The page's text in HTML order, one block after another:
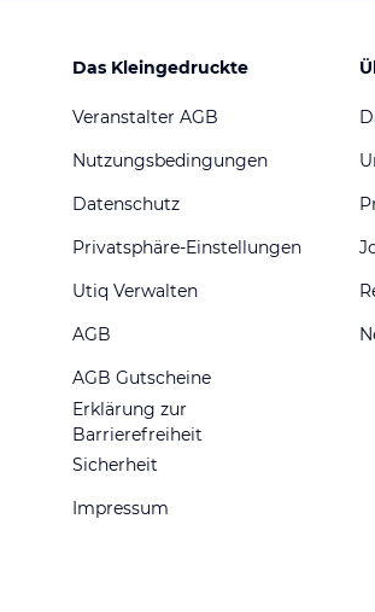
Das Kleingedruckte
Veranstalter AGB
Nutzungsbedingungen
Datenschutz
Privatsphäre-Einstellungen
Utiq Verwalten
AGB
AGB Gutscheine
Erklärung zur
Barrierefreiheit
Sicherheit
Impressum